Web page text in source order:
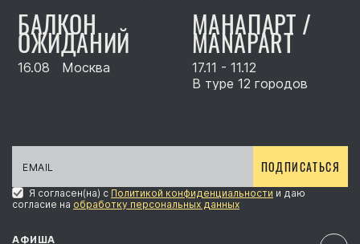
БАЛКОН
ОЖИДАНИЙ
16.08 Москва
МАНАПАРТ /
MANAPART
17.11 - 11.12
В туре 12 городов
ПОДПИСАТЬСЯ
Я согласен(на) с Политикой конфиденциальности и даю
согласие на обработку персональных данных
АФИША